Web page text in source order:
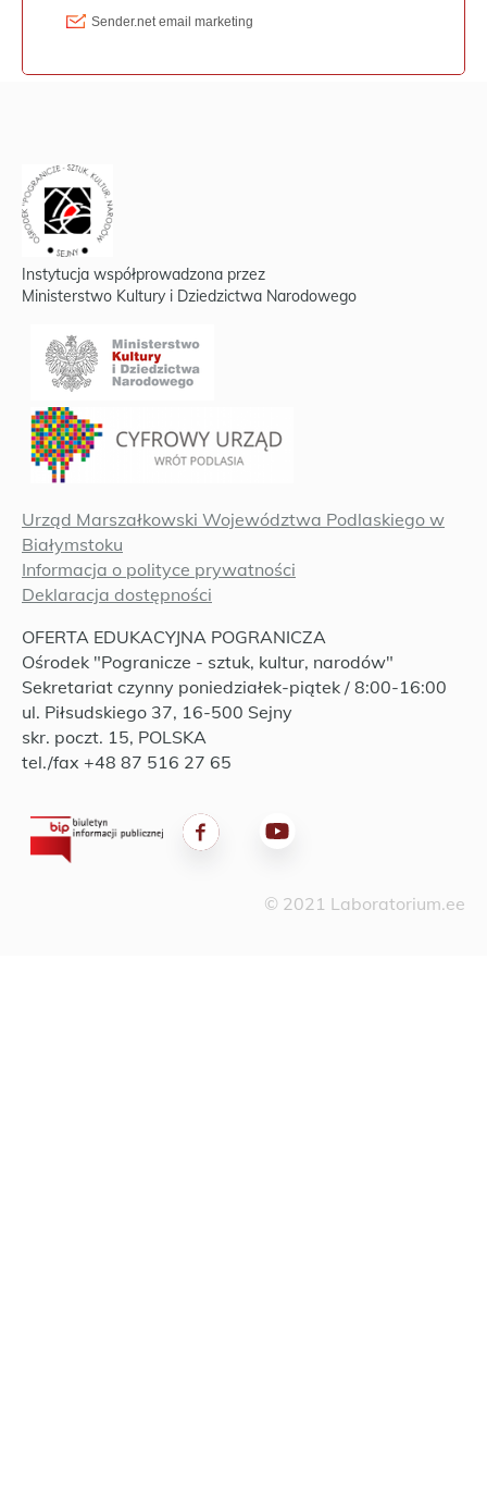
Instytucja współprowadzona przez
Ministerstwo Kultury i Dziedzictwa Narodowego
Urząd Marszałkowski Województwa Podlaskiego w
Białymstoku
Informacja o polityce prywatności
Deklaracja dostępności
OFERTA EDUKACYJNA POGRANICZA
Ośrodek "Pogranicze - sztuk, kultur, narodów"
Sekretariat czynny poniedziałek-piątek / 8:00-16:00
ul. Piłsudskiego 37, 16-500 Sejny
skr. poczt. 15, POLSKA
tel./fax +48 87 516 27 65
© 2021 Laboratorium.ee